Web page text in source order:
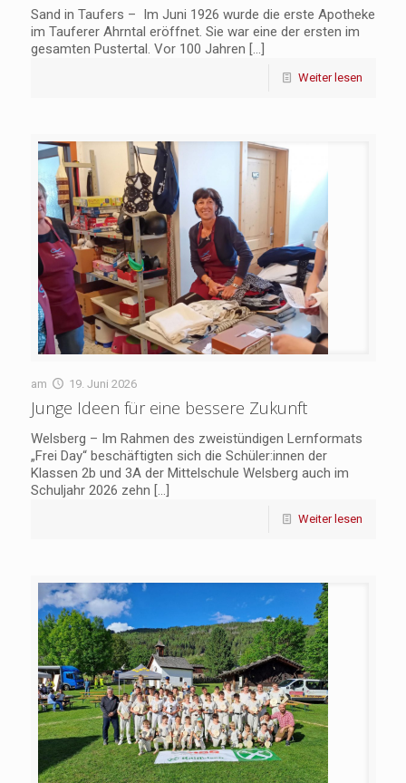
Sand in Taufers – Im Juni 1926 wurde die erste Apotheke
im Tauferer Ahrntal eröffnet. Sie war eine der ersten im
gesamten Pustertal. Vor 100 Jahren […]
Weiter lesen
am 19. Juni 2026
Junge Ideen für eine bessere Zukunft
Welsberg – Im Rahmen des zweistündigen Lernformats
„Frei Day“ beschäftigten sich die Schüler:innen der
Klassen 2b und 3A der Mittelschule Welsberg auch im
Schuljahr 2026 zehn […]
Weiter lesen